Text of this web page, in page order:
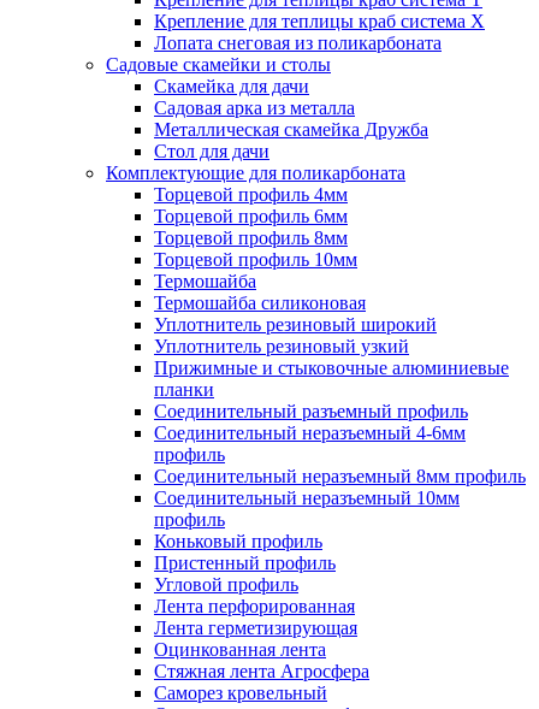
Крепление для теплицы краб система Х
Лопата снеговая из поликарбоната
Садовые скамейки и столы
Скамейка для дачи
Садовая арка из металла
Металлическая скамейка Дружба
Стол для дачи
Комплектующие для поликарбоната
Торцевой профиль 4мм
Торцевой профиль 6мм
Торцевой профиль 8мм
Торцевой профиль 10мм
Термошайба
Термошайба силиконовая
Уплотнитель резиновый широкий
Уплотнитель резиновый узкий
Прижимные и стыковочные алюминиевые
планки
Соединительный разъемный профиль
Соединительный неразъемный 4-6мм
профиль
Соединительный неразъемный 8мм профиль
Соединительный неразъемный 10мм
профиль
Коньковый профиль
Пристенный профиль
Угловой профиль
Лента перфорированная
Лента герметизирующая
Оцинкованная лента
Стяжная лента Агросфера
Саморез кровельный